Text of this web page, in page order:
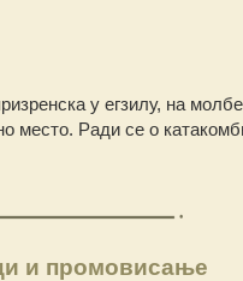
у егзилу, на
место. Ради се о
и промовисање